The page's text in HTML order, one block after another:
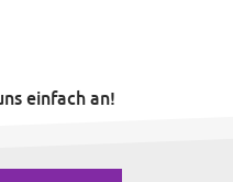
einfach an!